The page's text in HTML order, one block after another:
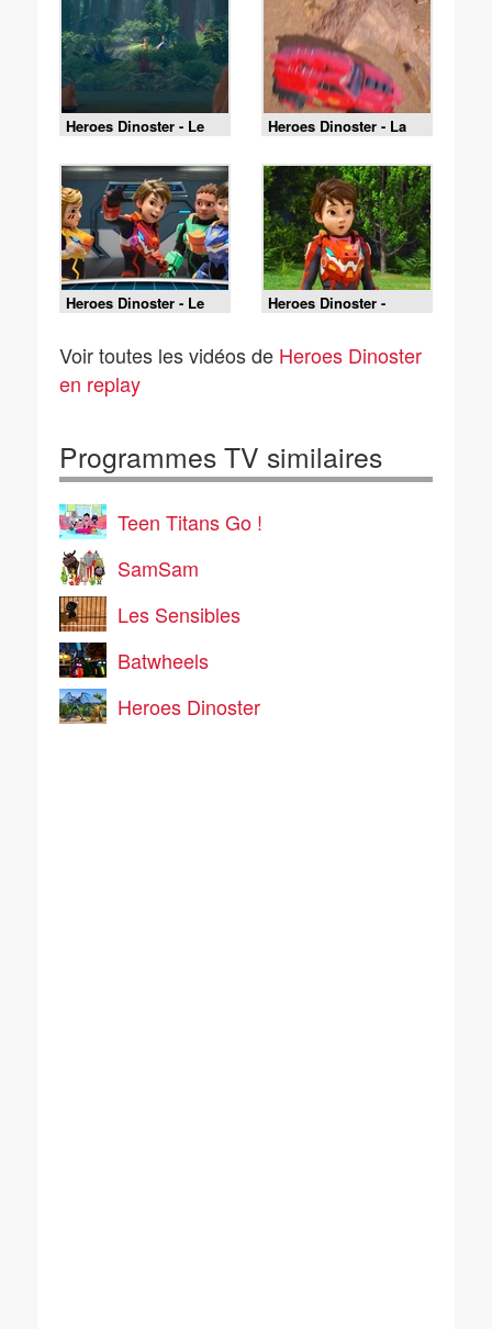
Heroes Dinoster - Le
dentiste des dinos
Heroes Dinoster - La
grande migration des
iguanodons
Heroes Dinoster - Le
fiasco de Lucio
Heroes Dinoster -
Bienvenue sur la terre
Voir toutes les vidéos de Heroes Dinoster
en replay
Programmes TV similaires
Teen Titans Go !
SamSam
Les Sensibles
Batwheels
Heroes Dinoster